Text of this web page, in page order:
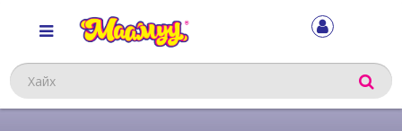
Хайх